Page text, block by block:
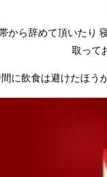
から辞めて頂いたり
取って
に飲食は避けたほう